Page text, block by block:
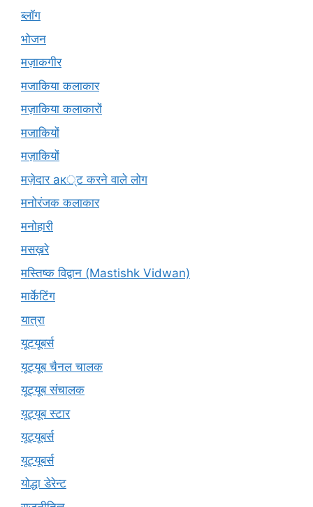
ब्लॉग
भोजन
मज़ाकगीर
मजाकिया कलाकार
मज़ाकिया कलाकारों
मजाकियों
मज़ाकियों
मज़ेदार ак्ट करने वाले लोग
मनोरंजक कलाकार
मनोहारी
मसख़रे
मस्तिष्क विद्वान (Mastishk Vidwan)
मार्केटिंग
यात्रा
यूटयूबर्स
यूट्यूब चैनल चालक
यूट्यूब संचालक
यूट्यूब स्टार
यूट्‍यूबर्स
यूट्यूबर्स
योद्धा डेरेन्ट